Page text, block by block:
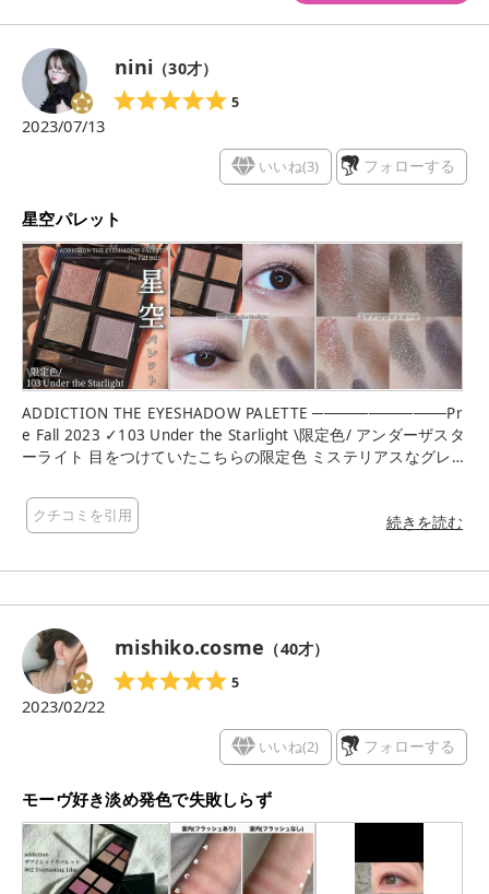
nini （30才）
5
2023/07/13
いいね(3) フォローする
星空パレット
ADDICTION THE EYESHADOW PALETTE ────────────Pr
e Fall 2023 ✓103 Under the Starlight \限定色/ アンダーザスタ
ーライト 目をつけていたこちらの限定色 ミステリアスなグレー
け唯一マットで、 あとはラメが星空のように輝いています😉
くすみが強いグレーカラーなので、 塗ってる途中までは マレフ
らにかわいいのなんのって。 まぁ正直万人受けはしないだろう
けど、 私は好きでしかたないわよﾌﾌﾌ カルミンフリーも高ポイ
ント(私が反応でやすいだけ #コスメ購入品 #アイメイク #nini
購入品 #ADDICTION #ザアイシャドウパレット #アイシャドウ
パレット #限定コスメ #新入りコスメ本音レポ
クチコミを引用 続きを読む
mishiko.cosme （40才）
5
2023/02/22
いいね(2) フォローする
モーヴ好き淡め発色で失敗しらず